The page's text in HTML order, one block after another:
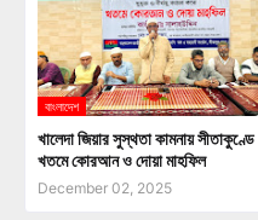
বাংলাদেশ
খালেদা জিয়ার সুস্থতা কামনায় সীতাকুণ্ডে
খতমে কোরআন ও দোয়া মাহফিল
December 02, 2025